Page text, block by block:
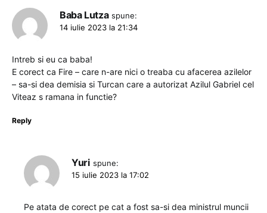
Baba Lutza spune:
14 iulie 2023 la 21:34
Intreb si eu ca baba!
E corect ca Fire – care n-are nici o treaba cu afacerea azilelor
– sa-si dea demisia si Turcan care a autorizat Azilul Gabriel cel
Viteaz s ramana in functie?
Reply
Yuri spune:
15 iulie 2023 la 17:02
Pe atata de corect pe cat a fost sa-si dea ministrul muncii